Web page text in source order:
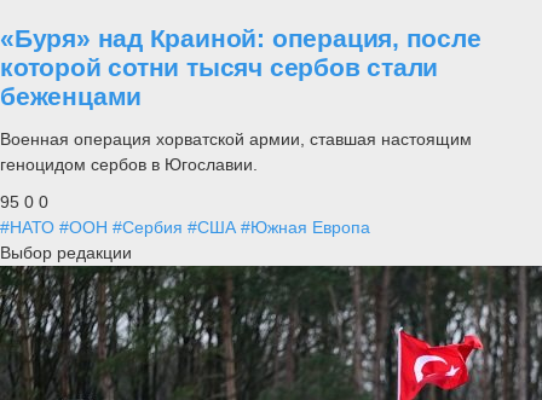
«Буря» над Краиной: операция, после
которой сотни тысяч сербов стали
беженцами
Военная операция хорватской армии, ставшая настоящим
геноцидом сербов в Югославии.
95 0 0
#НАТО #ООН #Сербия #США #Южная Европа
Выбор редакции